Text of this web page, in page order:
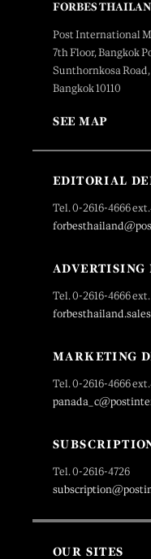
FORBES
Post International
7th Floor, Bangkok
Sunthornkosa
Bangkok 10110
SEE MAP
EDITORIAL
Tel. 0-2616-4666
ADVERTISING
Tel. 0-2616-4666 ext.
MARKETING
Tel. 0-2616-4666
Tel. 0-2616-4726
OUR SITES